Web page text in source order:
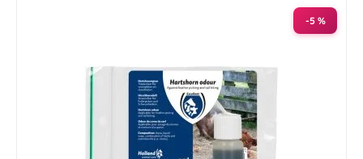
-5 %